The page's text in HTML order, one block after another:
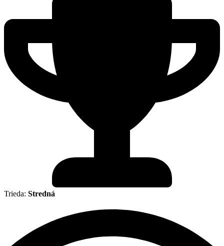
Trieda: Stredná